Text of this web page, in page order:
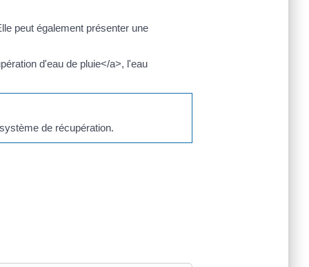
peut également présenter une
d'eau de pluie</a>, l'eau
de récupération.